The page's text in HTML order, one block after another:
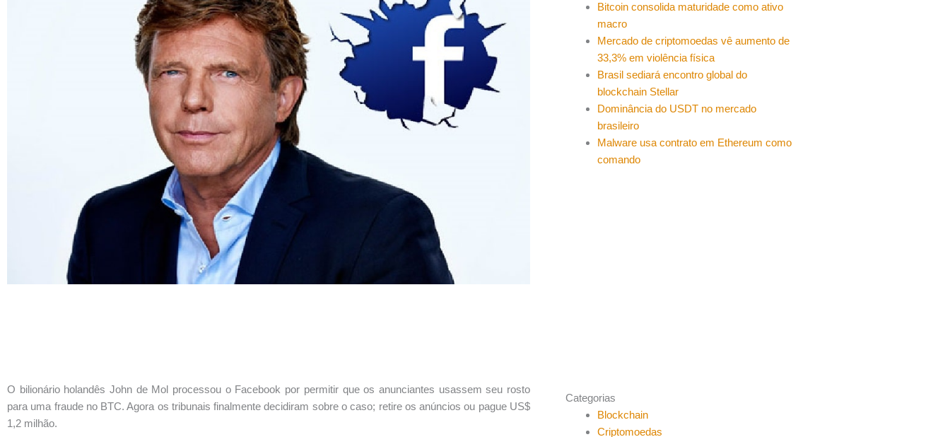
O bilionário holandês John de Mol processou o Facebook por permitir que os anunciantes usassem seu rosto
para uma fraude no BTC. Agora os tribunais finalmente decidiram sobre o caso; retire os anúncios ou pague US$
1,2 milhão.
Bitcoin consolida maturidade como ativo
macro
Mercado de criptomoedas vê aumento de
33,3% em violência física
Brasil sediará encontro global do
blockchain Stellar
Dominância do USDT no mercado
brasileiro
Malware usa contrato em Ethereum como
comando
Categorias
Blockchain
Criptomoedas